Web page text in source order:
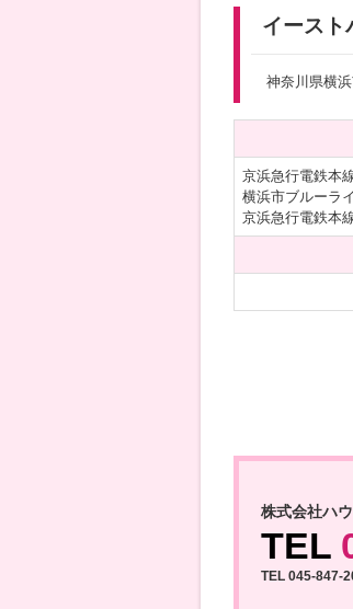
イースト
神奈川県横
京浜急行電鉄本
横浜市ブルーラ
京浜急行電鉄本
株式会社ハ
TEL
TEL 045-847-